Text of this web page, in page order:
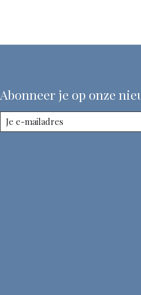
Abonneer je op onze